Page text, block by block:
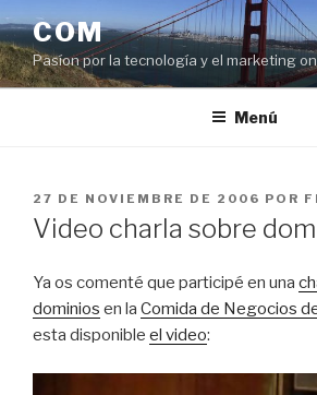
al
contenido
COM
Pasíon por la tecnología y el marketing
Menú
PUBLICADO
EL
27 DE NOVIEMBRE DE 2006 POR
Video charla sobre
Ya os comenté que participé en una
dominios en la Comida de Negocios
esta disponible el video: